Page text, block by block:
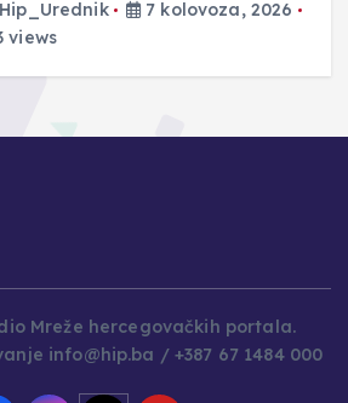
Hip_Urednik
7 kolovoza, 2026
views
Mreže hercegovačkih portala.
info@hip.ba / +387 67 1484 000